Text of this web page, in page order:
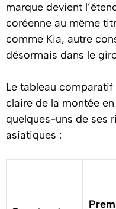
marque devient
coréenne au même
comme Kia, autre
désormais dans le
Le tableau
claire de la montée
quelques-uns de ses
asiatiques :